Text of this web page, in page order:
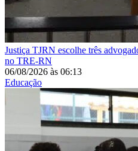
Justiça TJRN escolhe três
no TRE-RN
06/08/2026 às 06:13
Educação